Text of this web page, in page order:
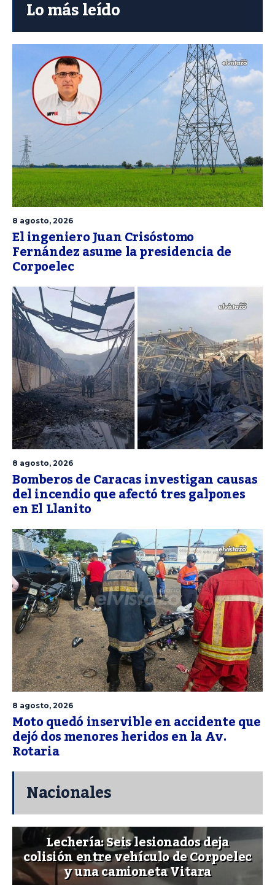
Lo más leído
8 agosto, 2026
El ingeniero Juan Crisóstomo
Fernández asume la presidencia de
Corpoelec
8 agosto, 2026
Bomberos de Caracas investigan causas
del incendio que afectó tres galpones
en El Llanito
8 agosto, 2026
Moto quedó inservible en accidente que
dejó dos menores heridos en la Av.
Rotaria
Nacionales
Lechería: Seis lesionados deja
colisión entre vehículo de Corpoelec
y una camioneta Vitara